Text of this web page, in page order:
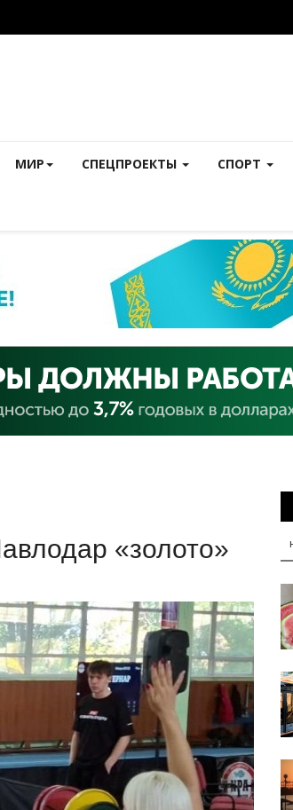
МИР СПЕЦПРОЕКТЫ СПОРТ
«золото»